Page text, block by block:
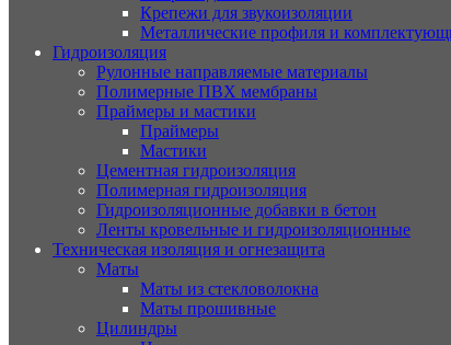
Крепежи для звукоизоляции
Металлические профиля и
Гидроизоляция
Рулонные направляемые материалы
Полимерные ПВХ мембраны
Праймеры и мастики
Праймеры
Мастики
Цементная гидроизоляция
Полимерная гидроизоляция
Гидроизоляционные добавки в бетон
Ленты кровельные и гидроизоляционные
Техническая изоляция и огнезащита
Маты
Маты из стекловолокна
Маты прошивные
Цилиндры